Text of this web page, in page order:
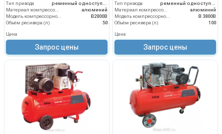
Тип привода
алюминий
B2800B
Объём ресивера (л)
50
Цена
Запрос цены
Тип привода
алюминий
B 3800В
Объём ресивера (л)
100
Цена
Запрос цены